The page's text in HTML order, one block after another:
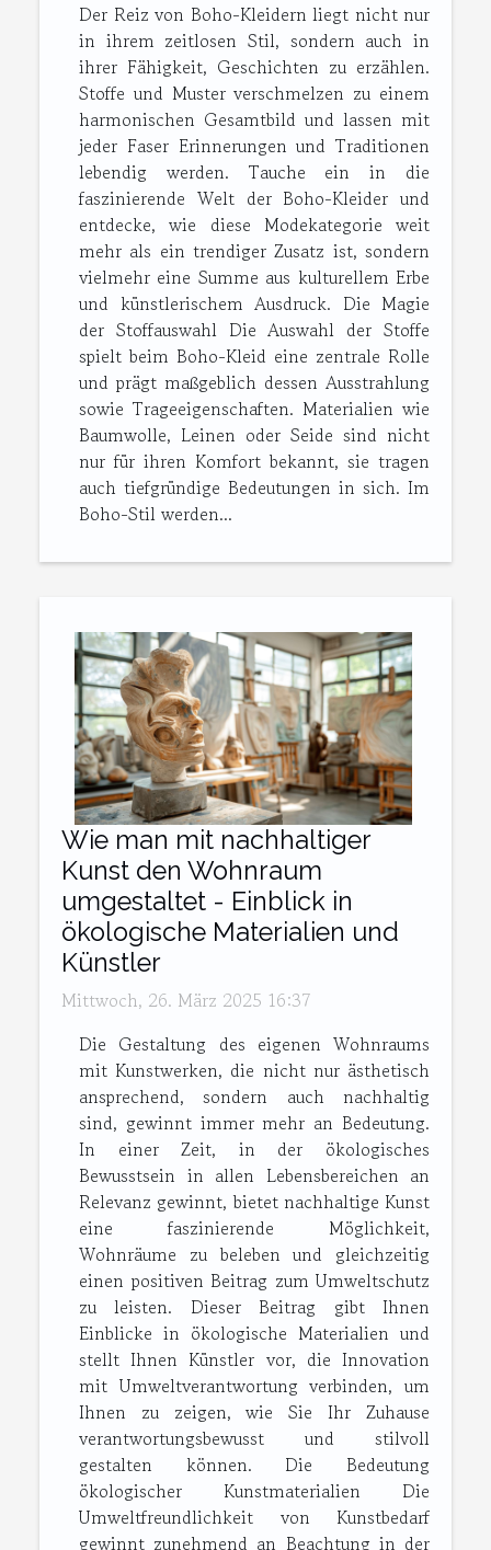
Der Reiz von Boho-Kleidern liegt nicht nur
in ihrem zeitlosen Stil, sondern auch in
ihrer Fähigkeit, Geschichten zu erzählen.
Stoffe und Muster verschmelzen zu einem
harmonischen Gesamtbild und lassen mit
jeder Faser Erinnerungen und Traditionen
lebendig werden. Tauche ein in die
faszinierende Welt der Boho-Kleider und
entdecke, wie diese Modekategorie weit
mehr als ein trendiger Zusatz ist, sondern
vielmehr eine Summe aus kulturellem Erbe
und künstlerischem Ausdruck. Die Magie
der Stoffauswahl Die Auswahl der Stoffe
spielt beim Boho-Kleid eine zentrale Rolle
und prägt maßgeblich dessen Ausstrahlung
sowie Trageeigenschaften. Materialien wie
Baumwolle, Leinen oder Seide sind nicht
nur für ihren Komfort bekannt, sie tragen
auch tiefgründige Bedeutungen in sich. Im
Boho-Stil werden...
Wie man mit nachhaltiger
Kunst den Wohnraum
umgestaltet - Einblick in
ökologische Materialien und
Künstler
Mittwoch, 26. März 2025 16:37
Die Gestaltung des eigenen Wohnraums
mit Kunstwerken, die nicht nur ästhetisch
ansprechend, sondern auch nachhaltig
sind, gewinnt immer mehr an Bedeutung.
In einer Zeit, in der ökologisches
Bewusstsein in allen Lebensbereichen an
Relevanz gewinnt, bietet nachhaltige Kunst
eine faszinierende Möglichkeit,
Wohnräume zu beleben und gleichzeitig
einen positiven Beitrag zum Umweltschutz
zu leisten. Dieser Beitrag gibt Ihnen
Einblicke in ökologische Materialien und
stellt Ihnen Künstler vor, die Innovation
mit Umweltverantwortung verbinden, um
Ihnen zu zeigen, wie Sie Ihr Zuhause
verantwortungsbewusst und stilvoll
gestalten können. Die Bedeutung
ökologischer Kunstmaterialien Die
Umweltfreundlichkeit von Kunstbedarf
gewinnt zunehmend an Beachtung in der